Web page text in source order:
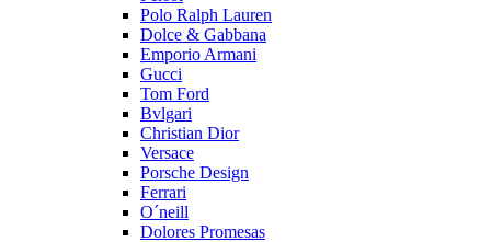
Polo Ralph Lauren
Dolce & Gabbana
Emporio Armani
Gucci
Tom Ford
Bvlgari
Christian Dior
Versace
Porsche Design
Ferrari
O´neill
Dolores Promesas